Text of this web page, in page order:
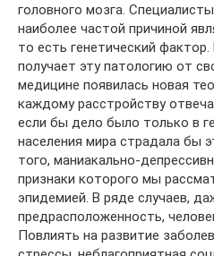
головного мозга.
наиболее частой причиной
то есть генетический
получает эту патологию от
медицине появилась новая
каждому расстройству
если бы дело было только в
населения мира страдала бы
того, маниакально-
признаки которого мы
эпидемией. В ряде случаев,
предрасположенность,
Повлиять на развитие